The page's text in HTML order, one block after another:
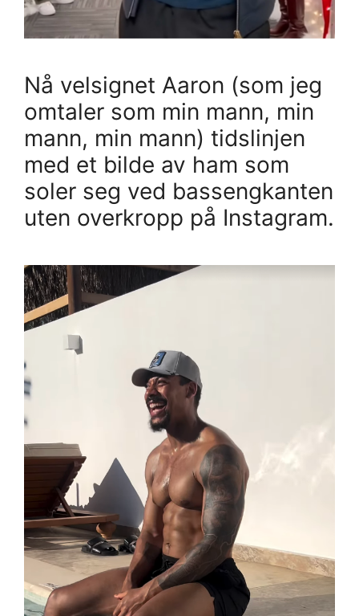
Nå velsignet Aaron (som jeg
omtaler som min mann, min
mann, min mann) tidslinjen
med et bilde av ham som
soler seg ved bassengkanten
uten overkropp på Instagram.